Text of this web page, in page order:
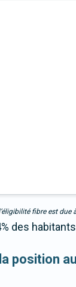
fibre est
des
position